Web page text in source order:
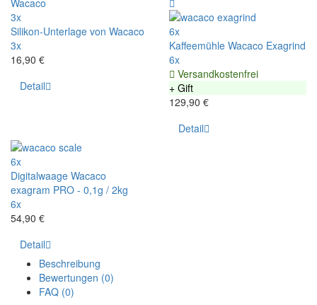
3x
Silikon-Unterlage von Wacaco
3x
16,90 €
Detail
6x
Kaffeemühle Wacaco Exagrind
6x
Versandkostenfrei
+ Gift
129,90 €
Detail
6x
Digitalwaage Wacaco
exagram PRO - 0,1g / 2kg
6x
54,90 €
Detail
Beschreibung
Bewertungen (0)
FAQ (0)